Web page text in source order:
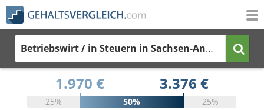
Betriebswirt / in Steuern in Sachsen-Anhalt
1.970 € 3.376 €
25% 50% 25%